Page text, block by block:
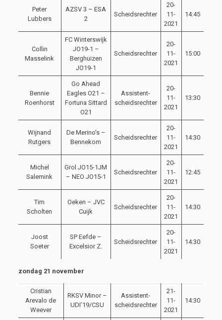
Peter
Lubbers
AZSV 3 – ESA
2
Scheidsrechter
20-
11-
2021
14:45
Collin
Masselink
FC Winterswijk
JO19-1 –
Berghuizen
JO19-1
Scheidsrechter
20-
11-
2021
15:00
Bennie
Roenhorst
Go Ahead
Eagles O21 –
Fortuna Sittard
O21
Assistent-
scheidsrechter
20-
11-
2021
13:30
Wijnand
Rutgers
De Merino’s –
Bennekom
Scheidsrechter
20-
11-
2021
14:30
Michel
Salemink
Grol JO15-1JM
– NEO JO15-1
Scheidsrechter
20-
11-
2021
12:45
Tim
Scholten
Oeken – JVC
Cuijk
Scheidsrechter
20-
11-
2021
14:30
Joost
Soeter
SP Eefde –
Excelsior Z.
Scheidsrechter
20-
11-
2021
14:30
zondag 21 november
Cristian
Arevalo de
Weever
RKSV Minor –
UDI’19/CSU
Assistent-
scheidsrechter
21-
11-
2021
14:30